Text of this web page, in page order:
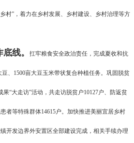
村”，着力在乡村发展、乡村建设、乡村治理等方
线。 扛牢粮食安全政治责任，完成夏收和抗
、1500亩大豆玉米带状复合种植任务。巩固脱贫
“大走访”活动，共走访脱贫户10127户、防返贫
者等特殊群体14615户。加快推进美丽宜居乡村
开发边界外安置区全部建设完成，相关手续办理